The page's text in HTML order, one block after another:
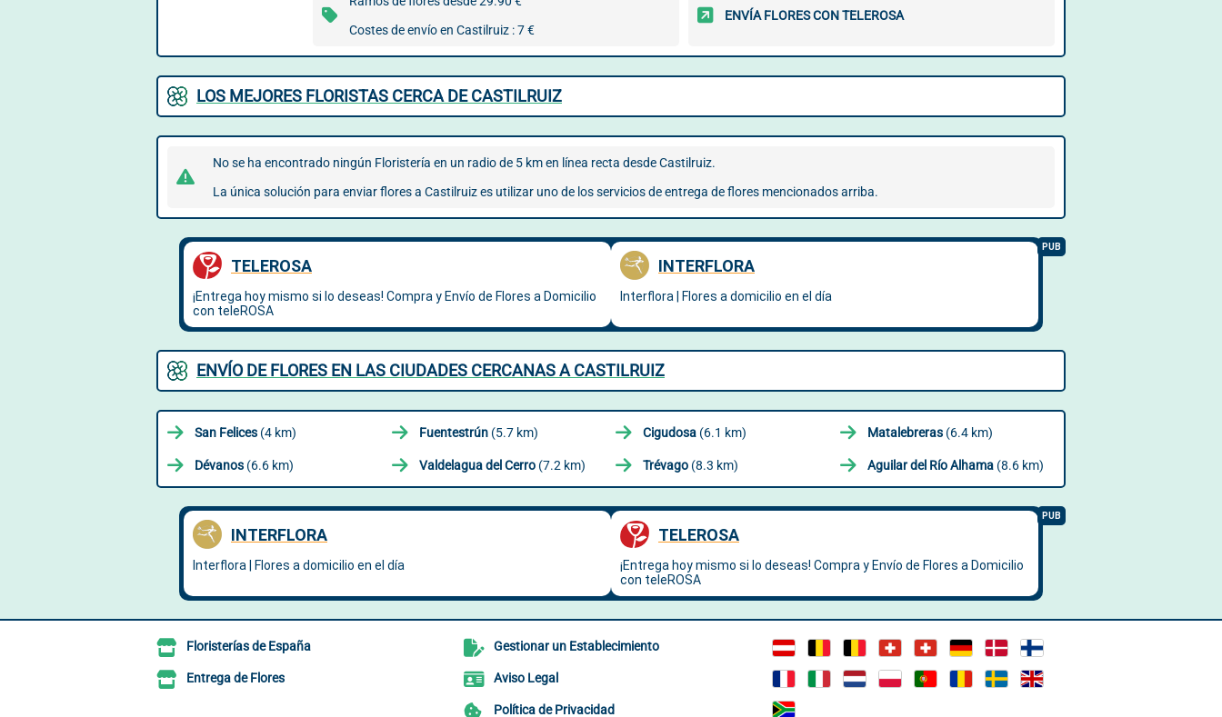
Costes de envío en Castilruiz : 7 €
ENVÍA FLORES CON TELEROSA
LOS MEJORES FLORISTAS CERCA DE CASTILRUIZ
No se ha encontrado ningún Floristería en un radio de 5 km en línea recta desde Castilruiz.
La única solución para enviar flores a Castilruiz es utilizar uno de los servicios de entrega de flores mencionados arriba.
ENVÍO DE FLORES EN LAS CIUDADES CERCANAS A CASTILRUIZ
San Felices (4 km) Fuentestrún(5.7 km) Cigudosa (6.1 km) Matalebreras(6.4 km)
Dévanos (6.6 km) Valdelagua del Cerro(7.2 km) Trévago (8.3 km) Aguilar del Río Alhama(8.6 km)
Floristerías de España
Entrega de Flores
Gestionar un Establecimiento
Aviso Legal
Política de Privacidad